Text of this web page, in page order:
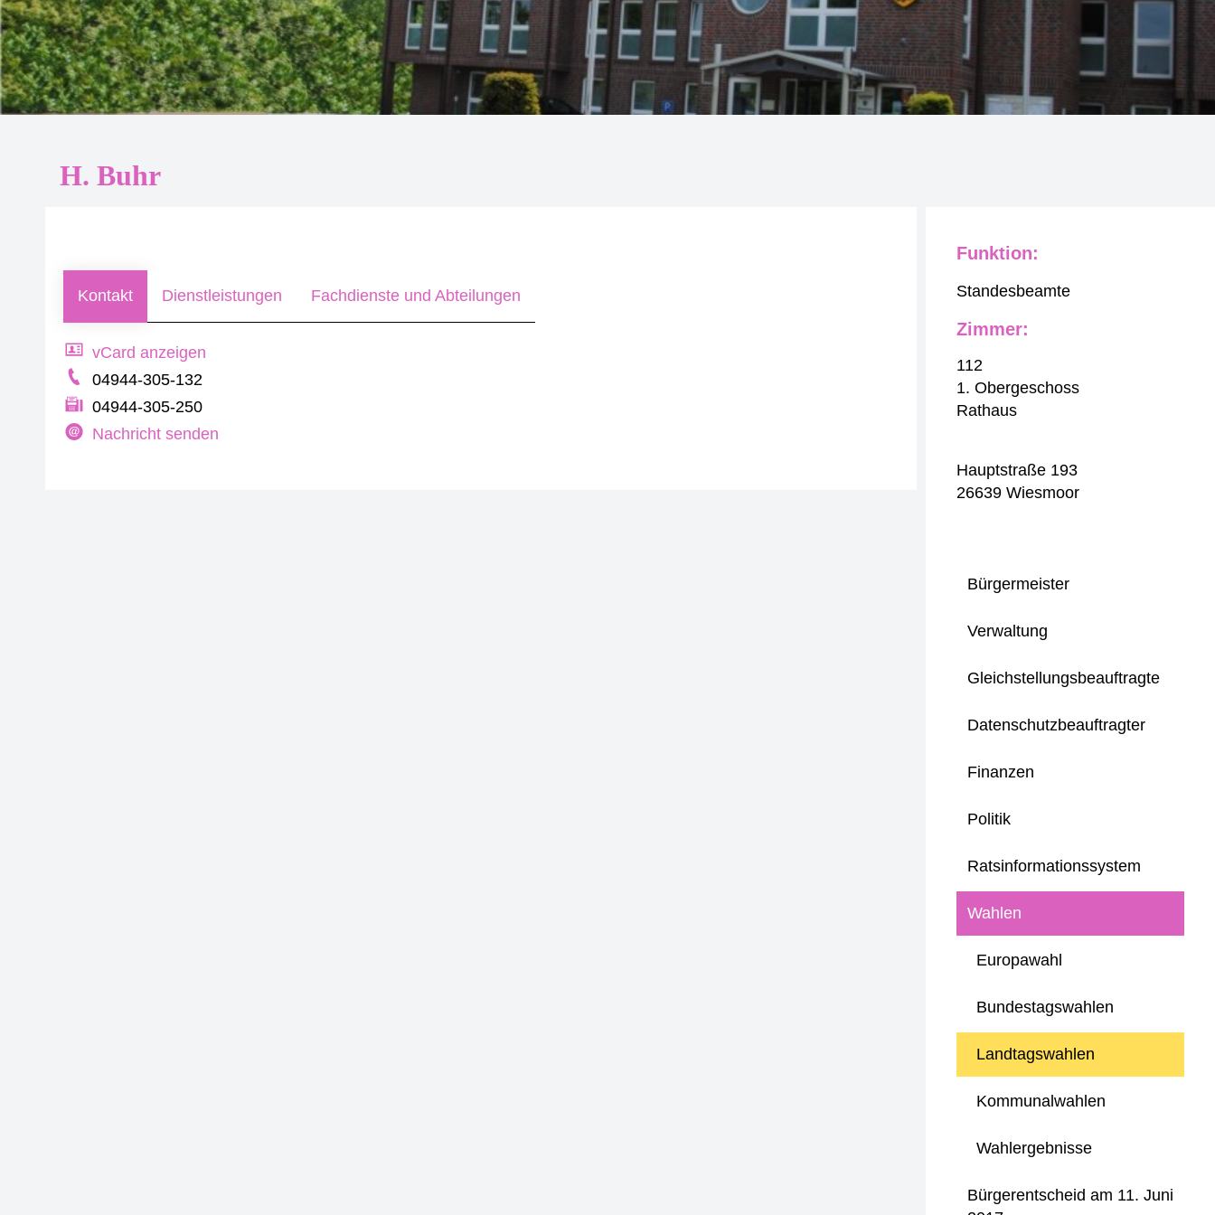
H. Buhr
Kontakt Dienstleistungen Fachdienste und Abteilungen
vCard anzeigen
04944-305-132
04944-305-250
Nachricht senden
Bürgermeister
Verwaltung
Gleichstellungsbeauftragte
Datenschutzbeauftragter
Finanzen
Politik
Ratsinformationssystem
Wahlen
Europawahl
Bundestagswahlen
Landtagswahlen
Kommunalwahlen
Wahlergebnisse
Bürgerentscheid am 11. Juni
Funktion:
Standesbeamte
Zimmer:
112
1. Obergeschoss
Rathaus
Hauptstraße 193
26639 Wiesmoor